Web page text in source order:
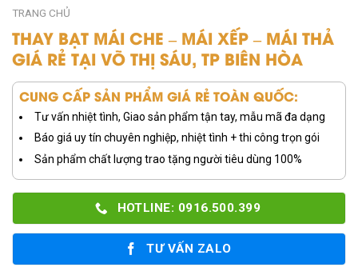
TRANG CHỦ
THAY BẠT MÁI CHE – MÁI XẾP – MÁI THẢ
GIÁ RẺ TẠI VÕ THỊ SÁU, TP BIÊN HÒA
CUNG CẤP SẢN PHẨM GIÁ RẺ TOÀN QUỐC:
Tư vấn nhiệt tình, Giao sản phẩm tận tay, mẫu mã đa dạng
Báo giá uy tín chuyên nghiệp, nhiệt tình + thi công trọn gói
Sản phẩm chất lượng trao tặng người tiêu dùng 100%
HOTLINE: 0916.500.399
TƯ VẤN ZALO